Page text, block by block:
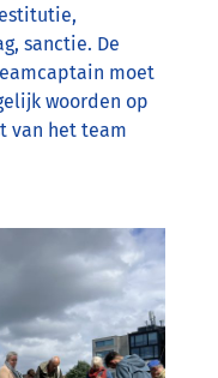
sanctie. De
moet
woorden op
van het team